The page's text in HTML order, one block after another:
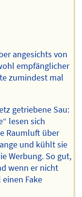
angesichts von
empfänglicher
zumindest mal
getriebene Sau:
lesen sich
Raumluft über
und kühlt sie
Werbung. So gut,
wenn er nicht
Fake